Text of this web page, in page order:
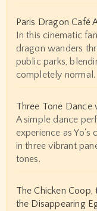
Paris Dragon Café
In this cinematic
dragon wanders
public parks,
completely normal.
Three Tone Dance
A simple dance
experience as Yo's
in three vibrant
tones.
The Chicken
the Disappearing